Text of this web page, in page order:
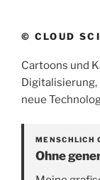
© CLOUD
Cartoons und
Digitalisierung,
neue
MENSCHLICH
Ohne